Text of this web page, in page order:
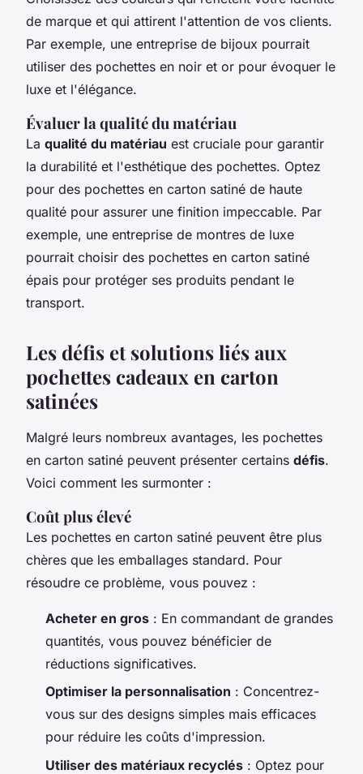
de marque et qui attirent l'attention de vos clients.
Par exemple, une entreprise de bijoux pourrait
utiliser des pochettes en noir et or pour évoquer le
luxe et l'élégance.
Évaluer la qualité du matériau
La qualité du matériau est cruciale pour garantir
la durabilité et l'esthétique des pochettes. Optez
pour des pochettes en carton satiné de haute
qualité pour assurer une finition impeccable. Par
exemple, une entreprise de montres de luxe
pourrait choisir des pochettes en carton satiné
épais pour protéger ses produits pendant le
transport.
Les défis et solutions liés aux
pochettes cadeaux en carton
satinées
Malgré leurs nombreux avantages, les pochettes
en carton satiné peuvent présenter certains défis.
Voici comment les surmonter :
Coût plus élevé
Les pochettes en carton satiné peuvent être plus
chères que les emballages standard. Pour
résoudre ce problème, vous pouvez :
Acheter en gros : En commandant de grandes
quantités, vous pouvez bénéficier de
réductions significatives.
Optimiser la personnalisation : Concentrez-
vous sur des designs simples mais efficaces
pour réduire les coûts d'impression.
Utiliser des matériaux recyclés : Optez pour